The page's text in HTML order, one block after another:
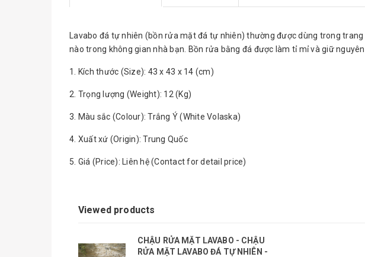
Lavabo đá tự nhiên (bồn rửa mặt đá tự nhiên) thường được dùng trong
nào trong không gian nhà bạn. Bồn rửa bằng đá được làm tỉ mỉ và giữ
1. Kích thước (Size): 43 x 43 x 14 (cm)
2. Trọng lượng (Weight): 12 (Kg)
3. Màu sắc (Colour): Trắng Ý (White Volaska)
4. Xuất xứ (Origin): Trung Quốc
5. Giá (Price): Liên hệ (Contact for detail price)
Viewed products
CHẬU RỬA MẶT LAVABO - CHẬU
RỬA MẶT LAVABO ĐÁ TỰ NHIÊN -